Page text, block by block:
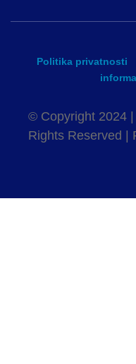
Politika privatnosti
© Copyright 2024 |
Rights Reserved |